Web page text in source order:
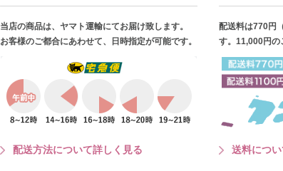
当店の商品は、ヤマト運輸にてお届け致します。
お客様のご都合にあわせて、日時指定が可能です。
配送方法について詳しく見る
配送料は770円
す。11,000円の
送料につ